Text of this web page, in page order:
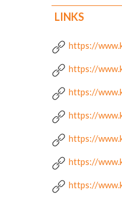
LINKS
https://
https://
https://
https://
https://
https://
https://